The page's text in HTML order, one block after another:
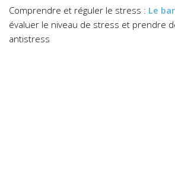
Comprendre et réguler le stress : Le
évaluer le niveau de stress et prendre
antistress